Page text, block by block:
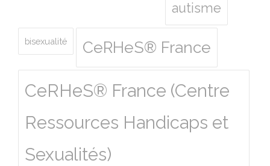
autisme
bisexualité CeRHeS® France
CeRHeS® France (Centre
Ressources Handicaps et
Sexualités)